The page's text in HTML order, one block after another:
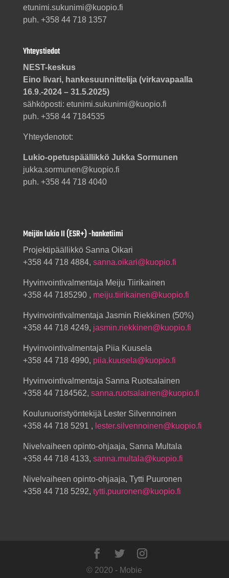
etunimi.sukunimi@kuopio.fi
puh. +358 44 718 1357
Yhteystiedot
NEST-keskus
Eino Iivari, hankesuunnittelija (virkavapaalla
16.9.-2024 – 31.5.2025)
sähköposti: etunimi.sukunimi@kuopio.fi
puh. +358 44 7184535
Yhteydenotot:
Lukio-opetuspäällikkö Jukka Sormunen
jukka.sormunen@kuopio.fi
puh. +358 44 718 4040
Meijän lukio II (ESR+) -hanketiimi
Projektipäällikkö Sanna Oikari
+358 44 718 4884, sanna.oikari@kuopio.fi
Hyvinvointivalmentaja Meiju Tiirikainen
+358 44 7185290 , meiju.tiirikainen@kuopio.fi
Hyvinvointivalmentaja Jasmin Riekkinen (50%)
+358 44 718 4249, jasmin.riekkinen@kuopio.fi
Hyvinvointivalmentaja Piia Kuusela
+358 44 718 4990, piia.kuusela@kuopio.fi
Hyvinvointivalmentaja Sanna Ruotsalainen
+358 44 7184562, sanna.ruotsalainen@kuopio.fi
Koulunuoristyöntekijä Lester Silvennoinen
+358 44 718 5291 , lester.silvennoinen@kuopio.fi
Nivelvaiheen opinto-ohjaaja, Sanna Multala
+358 44 718 4133, sanna.multala@kuopio.fi
Nivelvaiheen opinto-ohjaaja, Tytti Puuronen
+358 44 718 5292, tytti.puuronen@kuopio.fi
© 2020 - Mobie